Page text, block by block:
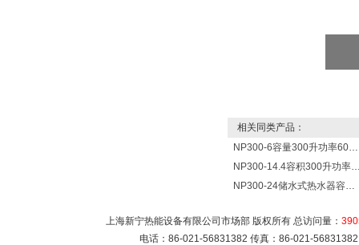
相关同类产品：
NP300-6容量300升功率6000瓦贮水式电热水器 热水锅炉
NP300-14.4容积300升功率14400瓦蓄
NP300-24储水式热水器容积300L功率24000w热水炉 热水锅炉
上海新宁热能设备有限公司市场部 版权所有 总访问量：
电话：86-021-56831382 传真：86-021-